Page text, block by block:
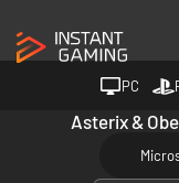
PC
Asterix &